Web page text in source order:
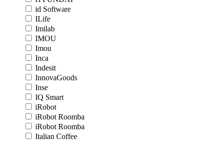
id Software
ILife
Imilab
IMOU
Imou
Inca
Indesit
InnovaGoods
Inse
IQ Smart
iRobot
iRobot Roomba
iRobot Roomba
Italian Coffee